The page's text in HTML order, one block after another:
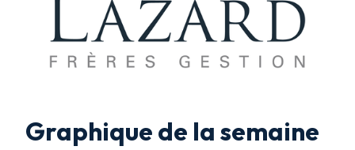
Graphique de la semaine